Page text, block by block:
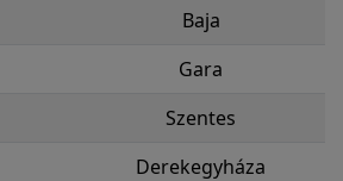
Baja
Gara
Szentes
Derekegyháza